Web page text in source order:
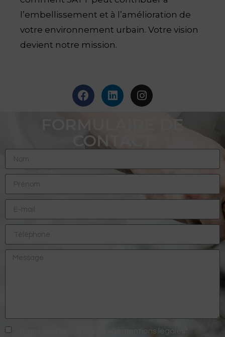
l’embellissement et à l’amélioration de
votre environnement urbain. Votre vision
devient notre mission.
FORMULAIRE DE
CONTACT
J'ai pris connaissance de vos mentions légales*